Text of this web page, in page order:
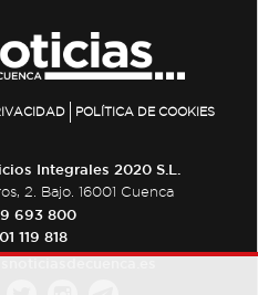
POLÍTICA DE COOKIES
Integrales 2020 S.L.
2. Bajo. 16001 Cuenca
693 800
119 818